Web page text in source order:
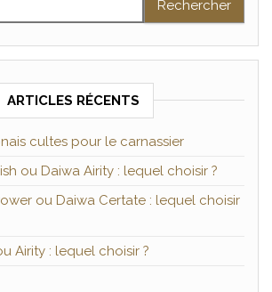
ARTICLES RÉCENTS
cultes pour le carnassier
ou Daiwa Airity : lequel choisir ?
ou Daiwa Certate : lequel choisir
Airity : lequel choisir ?